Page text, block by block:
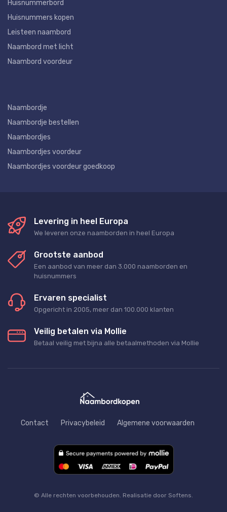
Huisnummerbord
Huisnummers kopen
Leisteen naambord
Naambord met licht
Naambord voordeur
Naambordje
Naambordje bestellen
Naambordjes
Naambordjes voordeur
Naambordjes voordeur goedkoop
Levering in heel Europa
We leveren onze naamborden in heel Europa
Grootste aanbod
Een aanbod van meer dan 3.000 naamborden en
huisnummers
Ervaren specialist
Opgericht in 2005, meer dan 100.000 klanten
Veilig betalen via Mollie
Betaal veilig met bijna alle betaalmethoden via Mollie
Contact Privacybeleid Algemene voorwaarden
© Alle rechten voorbehouden. Realisatie door Softens.